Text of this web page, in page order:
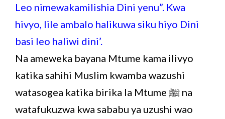
Leo nimewakamilishia Dini yenu”. Kwa
hivyo, lile ambalo halikuwa siku hiyo Dini
basi leo haliwi dini’.
Na ameweka bayana Mtume kama ilivyo
katika sahihi Muslim kwamba wazushi
watasogea katika birika la Mtume ﷺ na
watafukuzwa kwa sababu ya uzushi wao